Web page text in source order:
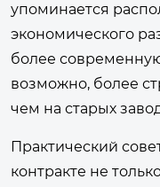
упоминается
экономического
более
возможно, более
чем на старых
Практический
контракте не